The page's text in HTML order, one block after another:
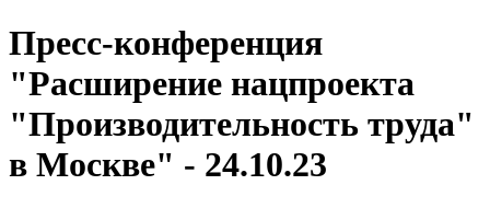
Пресс-конференция
"Расширение нацпроекта
"Производительность труда"
в Москве" - 24.10.23